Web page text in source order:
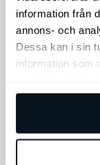
information från
annons- och
Dessa kan i sin
information som
Lägg till i